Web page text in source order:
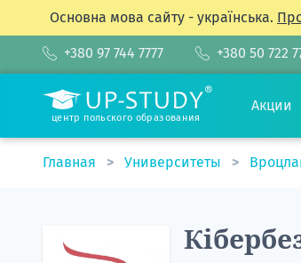
Основна мова сайту - українська.
+380 97 744 7777 +380 50 722
центр польского образования
Акции
Главная Университеты